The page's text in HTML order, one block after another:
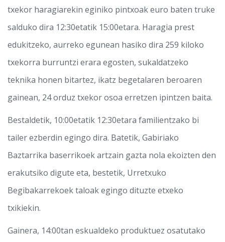
txekor haragiarekin eginiko pintxoak euro baten truke
salduko dira 12:30etatik 15:00etara. Haragia prest
edukitzeko, aurreko egunean hasiko dira 259 kiloko
txekorra burruntzi erara egosten, sukaldatzeko
teknika honen bitartez, ikatz begetalaren beroaren
gainean, 24 orduz txekor osoa erretzen ipintzen baita.
Bestaldetik, 10:00etatik 12:30etara familientzako bi
tailer ezberdin egingo dira. Batetik, Gabiriako
Baztarrika baserrikoek artzain gazta nola ekoizten den
erakutsiko digute eta, bestetik, Urretxuko
Begibakarrekoek taloak egingo dituzte etxeko
txikiekin.
Gainera, 14:00tan eskualdeko produktuez osatutako